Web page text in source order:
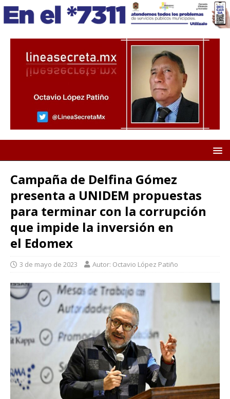
Campaña de Delfina Gómez
presenta a UNIDEM propuestas
para terminar con la corrupción
que impide la inversión en
el Edomex
3 de mayo de 2023 Autor: Octavio López Patiño